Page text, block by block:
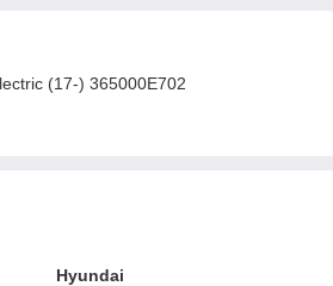
(17-) 365000E702
Hyundai